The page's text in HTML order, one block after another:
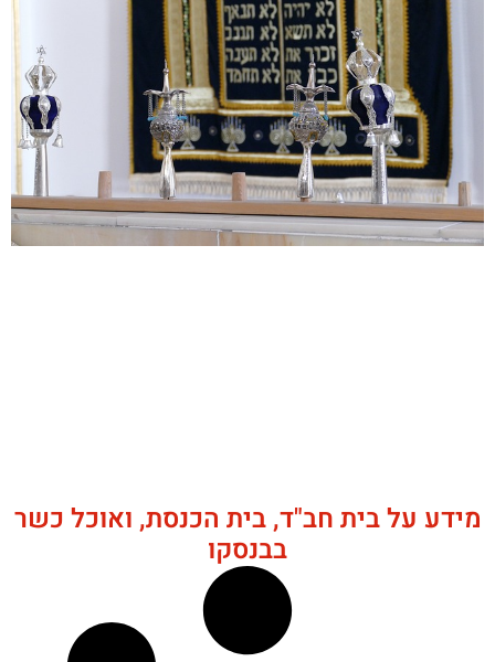
מידע על בית חב"ד, בית הכנסת, ואוכל כשר
בבנסקו